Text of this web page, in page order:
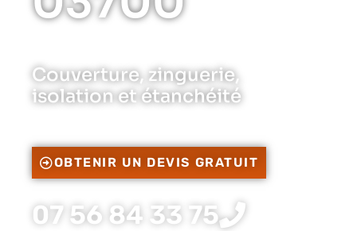
Couverture, zinguerie,
isolation et étanchéité
OBTENIR UN DEVIS GRATUIT
07 56 84 33 75